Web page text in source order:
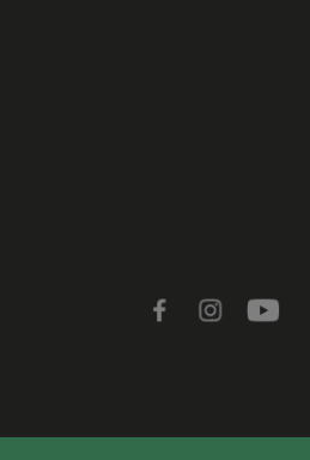
FacebookInstagramYoutube